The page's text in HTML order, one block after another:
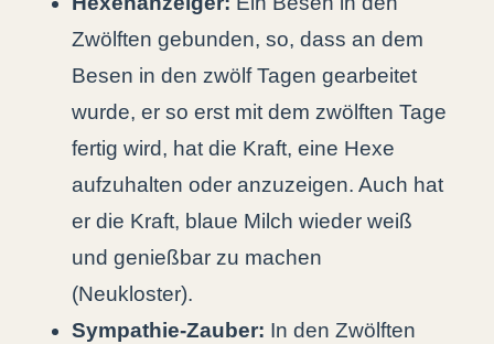
Zwölften gebunden, so, dass an dem
Besen in den zwölf Tagen gearbeitet
wurde, er so erst mit dem zwölften Tage
fertig wird, hat die Kraft, eine Hexe
aufzuhalten oder anzuzeigen. Auch hat
er die Kraft, blaue Milch wieder weiß
und genießbar zu machen
(Neukloster).
Sympathie-Zauber: In den Zwölften